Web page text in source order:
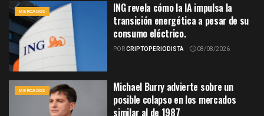
MERCADOS
ING revela cómo la IA impulsa la
transición energética a pesar de su
consumo eléctrico.
PORCRIPTOPERIODISTA 08/08/2026
MERCADOS
Michael Burry advierte sobre un
posible colapso en los mercados
similar al de 1987